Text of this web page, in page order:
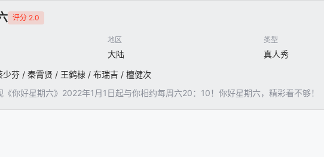
班) 20260314 20260308(特别企划)
20260227(超前探班)20260222(特别企划)
评分 2.0
地区
大陆
类型
真人秀
少芬 / 秦霄贤 / 王鹤棣 / 布瑞吉 / 檀健次
《你好星期六》2022年1月1日起与你相约每周六20：10！你好星期六，精彩看不够！